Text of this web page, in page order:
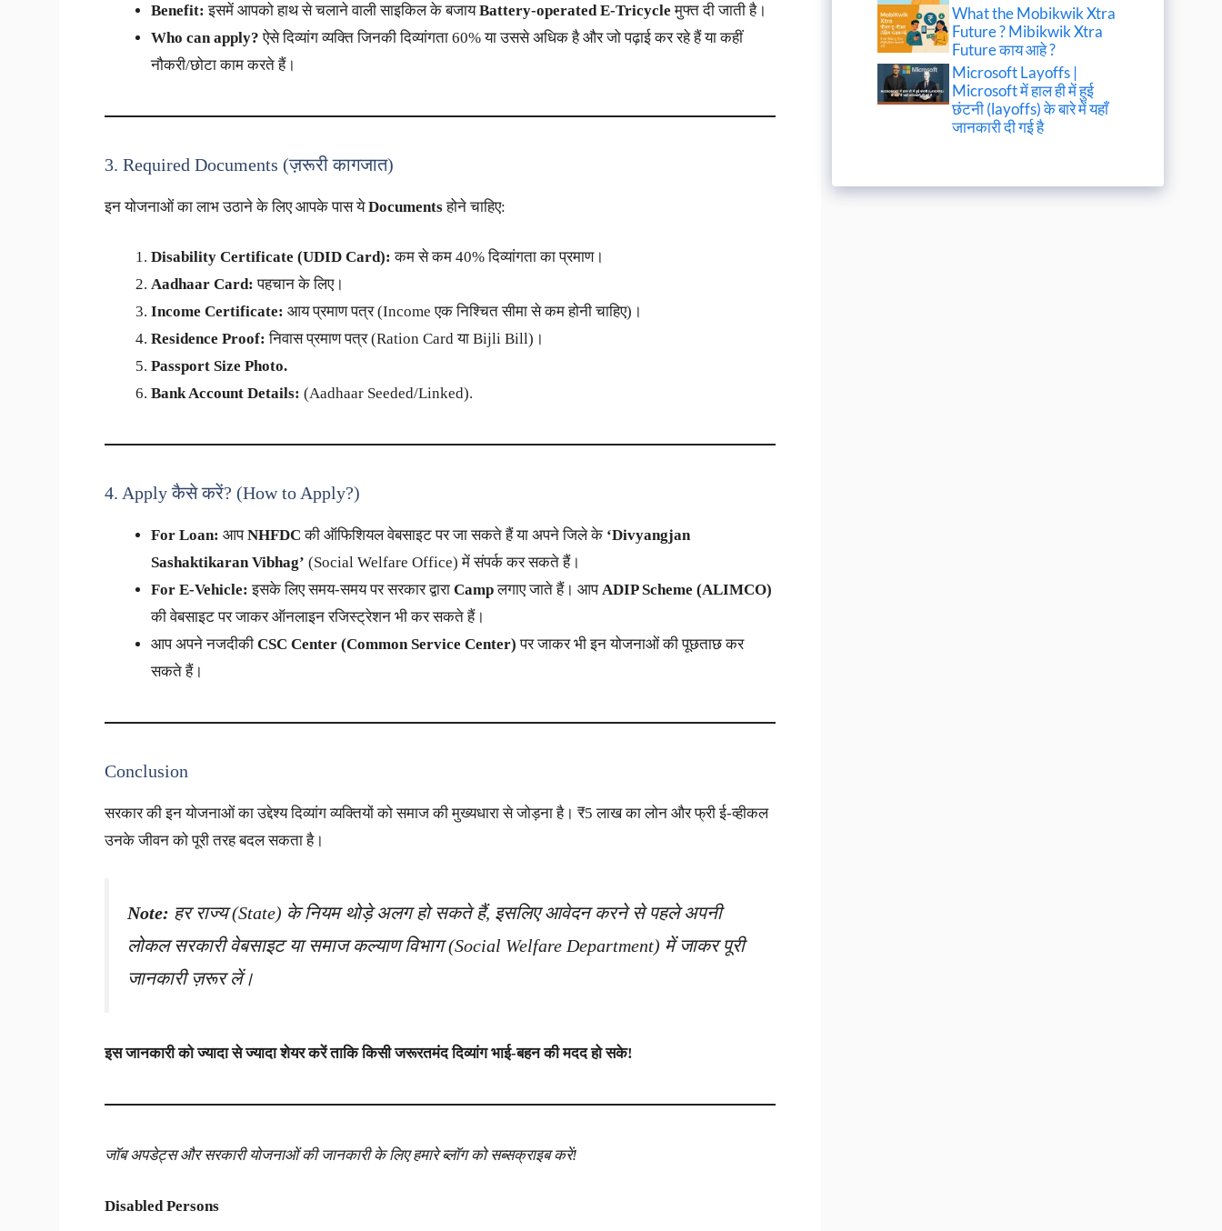
Benefit: इसमें आपको हाथ से चलाने वाली साइकिल के बजायBattery-operated E-Tricycle मुफ्त दी जाती है।
Who can apply? ऐसे दिव्यांग व्यक्ति जिनकी दिव्यांगता 60% या उससे अधिक है और जो पढ़ाई कर रहे हैं या कहीं
नौकरी/छोटा काम करते हैं।
3. Required Documents (ज़रूरी कागजात)
इन योजनाओं का लाभ उठाने के लिए आपके पास येDocumentsहोने चाहिए:
Disability Certificate (UDID Card): कम से कम 40% दिव्यांगता का प्रमाण।
Aadhaar Card: पहचान के लिए।
Income Certificate: आय प्रमाण पत्र (Income एक निश्चित सीमा से कम होनी चाहिए)।
Residence Proof: निवास प्रमाण पत्र (Ration Card या Bijli Bill)।
Passport Size Photo.
Bank Account Details: (Aadhaar Seeded/Linked).
4. Apply कैसे करें? (How to Apply?)
For Loan: आपNHFDC की ऑफिशियल वेबसाइट पर जा सकते हैं या अपने जिले के ‘Divyangjan
Sashaktikaran Vibhag’ (Social Welfare Office) में संपर्क कर सकते हैं।
For E-Vehicle: इसके लिए समय-समय पर सरकार द्वारा Campलगाए जाते हैं। आपADIP Scheme (ALIMCO)
की वेबसाइट पर जाकर ऑनलाइन रजिस्ट्रेशन भी कर सकते हैं।
आप अपने नजदीकी CSC Center (Common Service Center) पर जाकर भी इन योजनाओं की पूछताछ कर
सकते हैं।
Conclusion
सरकार की इन योजनाओं का उद्देश्य दिव्यांग व्यक्तियों को समाज की मुख्यधारा से जोड़ना है। ₹5 लाख का लोन और फ्री ई-व्हीकल
उनके जीवन को पूरी तरह बदल सकता है।
Note: हर राज्य (State) के नियम थोड़े अलग हो सकते हैं, इसलिए आवेदन करने से पहले अपनी
लोकल सरकारी वेबसाइट या समाज कल्याण विभाग (Social Welfare Department) में जाकर पूरी
जानकारी ज़रूर लें।
इस जानकारी को ज्यादा से ज्यादा शेयर करें ताकि किसी जरूरतमंद दिव्यांग भाई-बहन की मदद हो सके!
जॉब अपडेट्स और सरकारी योजनाओं की जानकारी के लिए हमारे ब्लॉग को सब्सक्राइब करें!
Disabled Persons
What the Mobikwik Xtra
Future ? Mibikwik Xtra
Future काय आहे ?
Microsoft Layoffs |
Microsoft में हाल ही में हुई
छंटनी (layoffs) के बारे में यहाँ
जानकारी दी गई है